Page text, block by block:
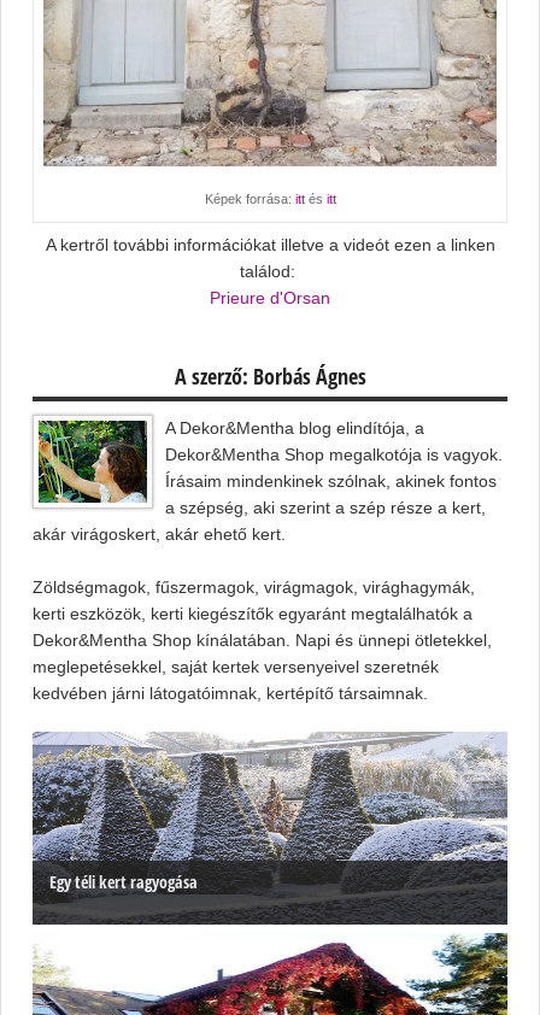
Képek forrása: ittés itt
A kertről további információkat illetve a videót ezen a linken
találod:
Prieure d'Orsan
A szerző: Borbás Ágnes
A Dekor&Mentha blog elindítója, a
Dekor&Mentha Shop megalkotója is vagyok.
Írásaim mindenkinek szólnak, akinek fontos
a szépség, aki szerint a szép része a kert,
akár virágoskert, akár ehető kert.
Zöldségmagok, fűszermagok, virágmagok, virághagymák,
kerti eszközök, kerti kiegészítők egyaránt megtalálhatók a
Dekor&Mentha Shop kínálatában. Napi és ünnepi ötletekkel,
meglepetésekkel, saját kertek versenyeivel szeretnék
kedvében járni látogatóimnak, kertépítő társaimnak.
Egy téli kert ragyogása